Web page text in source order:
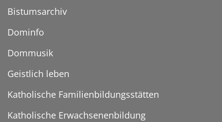
Bistumsarchiv
Dominfo
Dommusik
Geistlich leben
Katholische Familienbildungsstätten
Katholische Erwachsenenbildung